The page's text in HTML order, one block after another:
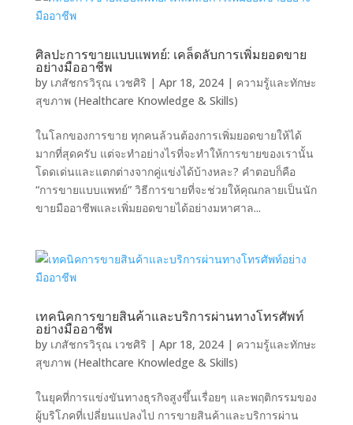
ศิลปะการขายแบบแพทย์: เคล็ดลับการเพิ่มยอดขาย
อย่างมืออาชีพ
by เภสัชกรวิรุณ เวชศิริ | Apr 18, 2024| ความรู้และทักษะ
สุขภาพ (Healthcare Knowledge & Skills)
ในโลกของการขาย ทุกคนล้วนต้องการเพิ่มยอดขายให้ได้
มากที่สุดครับ แต่จะทำอย่างไรที่จะทำให้การขายของเรานั้น
โดดเด่นและแตกต่างจากคู่แข่งได้บ้างหละ? คำตอบก็คือ
“การขายแบบแพทย์” วิธีการขายที่จะช่วยให้คุณกลายเป็นนัก
ขายมืออาชีพและเพิ่มยอดขายได้อย่างมหาศาล...
เทคนิคการขายสินค้าและบริการผ่านทางโทรศัพท์
อย่างมืออาชีพ
by เภสัชกรวิรุณ เวชศิริ | Apr 18, 2024| ความรู้และทักษะ
สุขภาพ (Healthcare Knowledge & Skills)
ในยุคที่การแข่งขันทางธุรกิจสูงขึ้นเรื่อยๆ และพฤติกรรมของ
ผู้บริโภคที่เปลี่ยนแปลงไป การขายสินค้าและบริการผ่าน